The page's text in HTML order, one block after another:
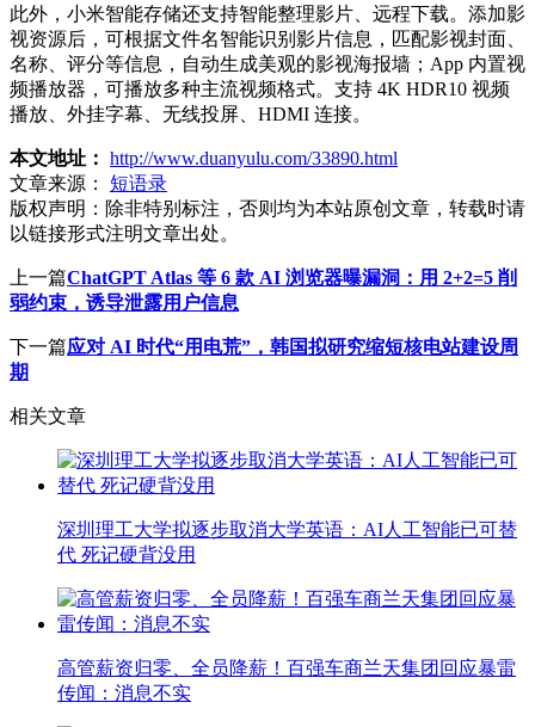
此外，小米智能存储还支持智能整理影片、远程下载。添加影
视资源后，可根据文件名智能识别影片信息，匹配影视封面、
名称、评分等信息，自动生成美观的影视海报墙；App 内置视
频播放器，可播放多种主流视频格式。支持 4K HDR10 视频
播放、外挂字幕、无线投屏、HDMI 连接。
本文地址： http://www.duanyulu.com/33890.html
文章来源：
短语录
版权声明： 除非特别标注，否则均为本站原创文章，转载时请
以链接形式注明文章出处。
上一篇ChatGPT Atlas 等 6 款 AI 浏览器曝漏洞：用 2+2=5 削
弱约束，诱导泄露用户信息
下一篇应对 AI 时代“用电荒”，韩国拟研究缩短核电站建设周
期
相关文章
深圳理工大学拟逐步取消大学英语：AI人工智能已可替
代 死记硬背没用
高管薪资归零、全员降薪！百强车商兰天集团回应暴雷
传闻：消息不实